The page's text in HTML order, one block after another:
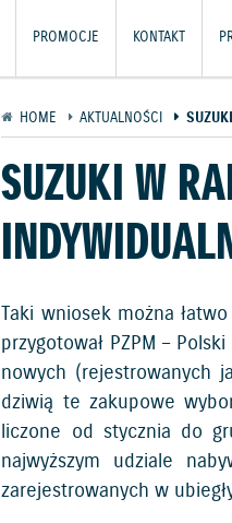
PROMOCJE KONTAKT
HOME AKTUALNOŚCI
SUZUKI W
Taki wniosek można
przygotował PZPM –
nowych (rejestrowanych
dziwią te zakupowe
liczone od stycznia do
najwyższym udziale
zarejestrowanych w